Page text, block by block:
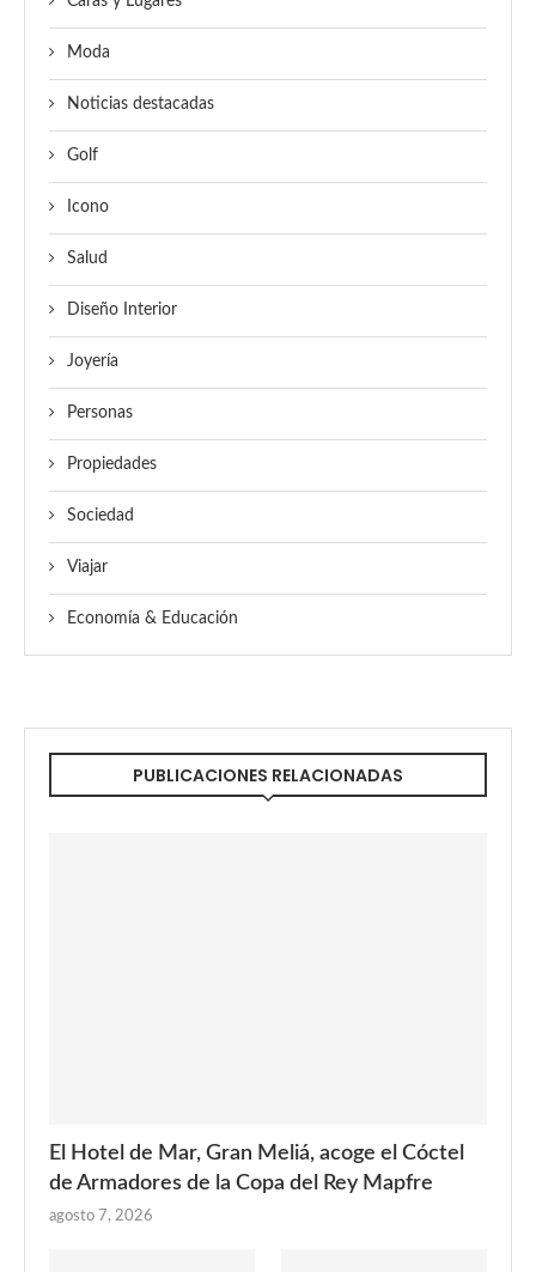
Moda
Noticias destacadas
Golf
Icono
Salud
Diseño Interior
Joyería
Personas
Propiedades
Sociedad
Viajar
Economía & Educación
PUBLICACIONES RELACIONADAS
El Hotel de Mar, Gran Meliá, acoge el Cóctel
de Armadores de la Copa del Rey Mapfre
agosto 7, 2026